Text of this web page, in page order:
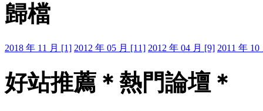
歸檔
2018 年 11 月 [1] 2012 年 05 月 [11] 2012 年 04 月 [9] 2011 年 10
好站推薦＊熱門論壇＊